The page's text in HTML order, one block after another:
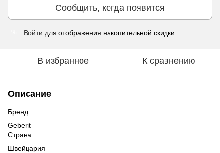
Сообщить, когда появится
Войти для отображения накопительной скидки
В избранное К сравнению
Описание
Бренд
Geberit
Страна
Швейцария